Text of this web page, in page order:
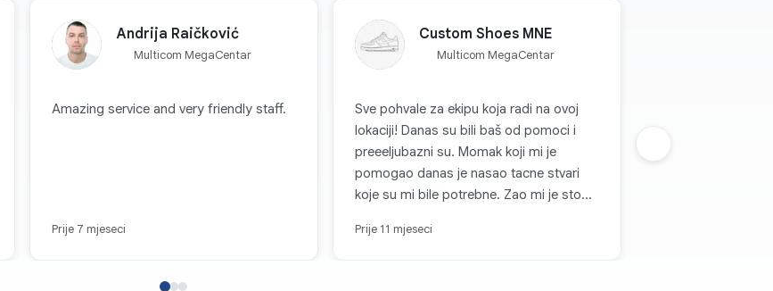
Andrija Raičković
Multicom MegaCentar
Amazing service and very friendly staff.
Prije 7 mjeseci
Custom Shoes MNE
Multicom MegaCentar
Sve pohvale za ekipu koja radi na ovoj
lokaciji! Danas su bili baš od pomoci i
preeeljubazni su. Momak koji mi je
pomogao danas je nasao tacne stvari
koje su mi bile potrebne. Zao mi je sto
Prije 11 mjeseci